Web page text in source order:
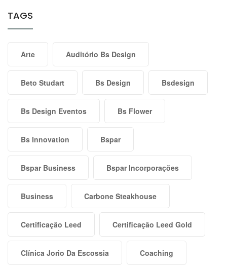
TAGS
Arte Auditório Bs Design
Beto Studart Bs Design Bsdesign
Bs Design Eventos Bs Flower
Bs Innovation Bspar
Bspar Business Bspar Incorporações
Business Carbone Steakhouse
Certificação Leed Certificação Leed Gold
Clínica Jorio Da Escossia Coaching